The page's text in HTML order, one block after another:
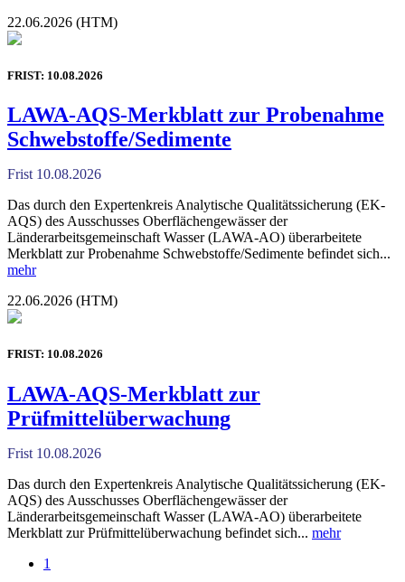
22.06.2026 (HTM)
FRIST: 10.08.2026
LAWA-AQS-Merkblatt zur Probenahme
Schwebstoffe/Sedimente
Frist 10.08.2026
Das durch den Expertenkreis Analytische Qualitätssicherung (EK-
AQS) des Ausschusses Oberflächengewässer der
Länderarbeitsgemeinschaft Wasser (LAWA-AO) überarbeitete
Merkblatt zur Probenahme Schwebstoffe/Sedimente befindet sich...
mehr
22.06.2026 (HTM)
FRIST: 10.08.2026
LAWA-AQS-Merkblatt zur
Prüfmittelüberwachung
Frist 10.08.2026
Das durch den Expertenkreis Analytische Qualitätssicherung (EK-
AQS) des Ausschusses Oberflächengewässer der
Länderarbeitsgemeinschaft Wasser (LAWA-AO) überarbeitete
Merkblatt zur Prüfmittelüberwachung befindet sich... mehr
1